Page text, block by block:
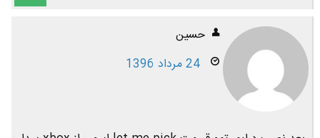
حسین
24 مرداد 1396